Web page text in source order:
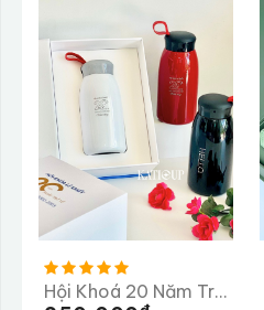
Hội Khoá 20 Năm Trường THPT Lê Khiết